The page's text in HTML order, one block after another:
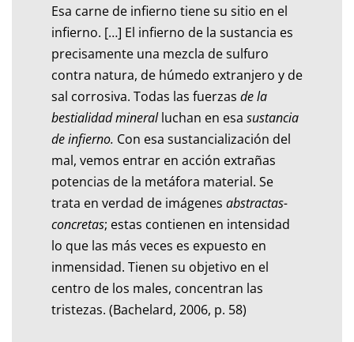
Esa carne de infierno tiene su sitio en el
infierno. […] El infierno de la sustancia es
precisamente una mezcla de sulfuro
contra natura, de húmedo extranjero y de
sal corrosiva. Todas las fuerzas de la
bestialidad mineralluchan en esa sustancia
de infierno. Con esa sustancialización del
mal, vemos entrar en acción extrañas
potencias de la metáfora material. Se
trata en verdad de imágenes abstractas-
concretas; estas contienen en intensidad
lo que las más veces es expuesto en
inmensidad. Tienen su objetivo en el
centro de los males, concentran las
tristezas. (Bachelard, 2006, p. 58)